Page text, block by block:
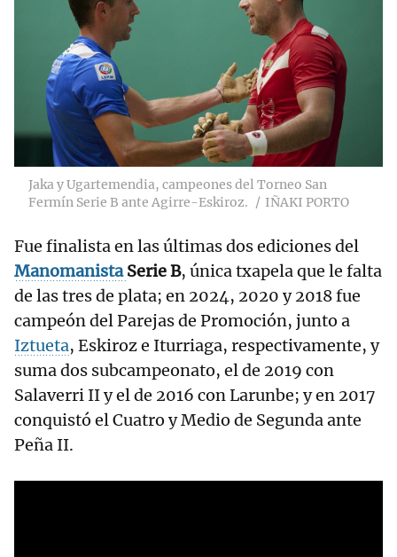
Jaka y Ugartemendia, campeones del Torneo San
Fermín Serie B ante Agirre-Eskiroz.
IÑAKI PORTO
Fue finalista en las últimas dos ediciones del
ManomanistaSerie B, única txapela que le falta
de las tres de plata; en 2024, 2020 y 2018 fue
campeón del Parejas de Promoción, junto a
Iztueta, Eskiroz e Iturriaga, respectivamente, y
suma dos subcampeonato, el de 2019 con
Salaverri II y el de 2016 con Larunbe; y en 2017
conquistó el Cuatro y Medio de Segunda ante
Peña II.